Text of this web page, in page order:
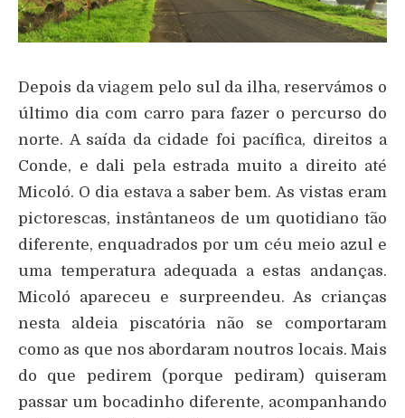
Depois da viagem pelo sul da ilha, reservámos o
último dia com carro para fazer o percurso do
norte. A saída da cidade foi pacífica, direitos a
Conde, e dali pela estrada muito a direito até
Micoló. O dia estava a saber bem. As vistas eram
pictorescas, instântaneos de um quotidiano tão
diferente, enquadrados por um céu meio azul e
uma temperatura adequada a estas andanças.
Micoló apareceu e surpreendeu. As crianças
nesta aldeia piscatória não se comportaram
como as que nos abordaram noutros locais. Mais
do que pedirem (porque pediram) quiseram
passar um bocadinho diferente, acompanhando